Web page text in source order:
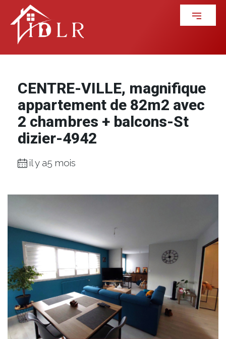
CENTRE-VILLE, magnifique
appartement de 82m2 avec
2 chambres + balcons-St
dizier-4942
il y a5 mois